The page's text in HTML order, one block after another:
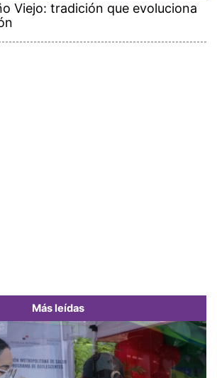
Viejo: tradición que evoluciona
Más leídas